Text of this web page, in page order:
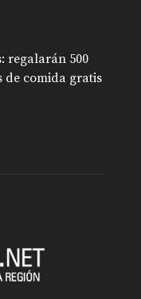
regalarán 500
de comida gratis